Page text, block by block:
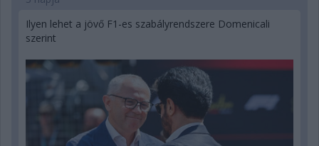
Ilyen lehet a jövő F1-es szabályrendszere Domenicali
szerint